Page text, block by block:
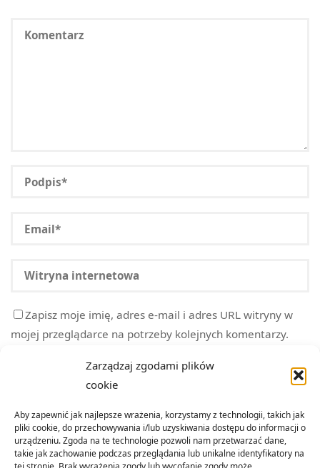
Zarządzaj zgodami plików
cookie
Aby zapewnić jak najlepsze wrażenia, korzystamy z technologii, takich jak
pliki cookie, do przechowywania i/lub uzyskiwania dostępu do informacji o
urządzeniu. Zgoda na te technologie pozwoli nam przetwarzać dane,
takie jak zachowanie podczas przeglądania lub unikalne identyfikatory na
Zapisz moje imię, adres e-mail i adres URL witryny w
mojej przeglądarce na potrzeby kolejnych komentarzy.